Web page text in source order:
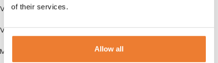
of their services.
Allow all
VOLYM:
VIKT: 1720 kg
Mer information